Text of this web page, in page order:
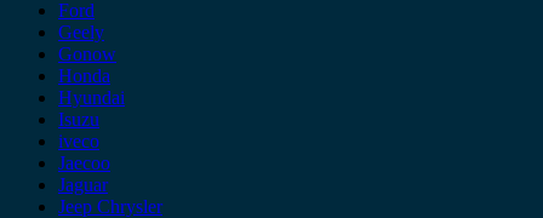
Ford
Geely
Gonow
Honda
Hyundai
Isuzu
iveco
Jaecoo
Jaguar
Jeep Chrysler